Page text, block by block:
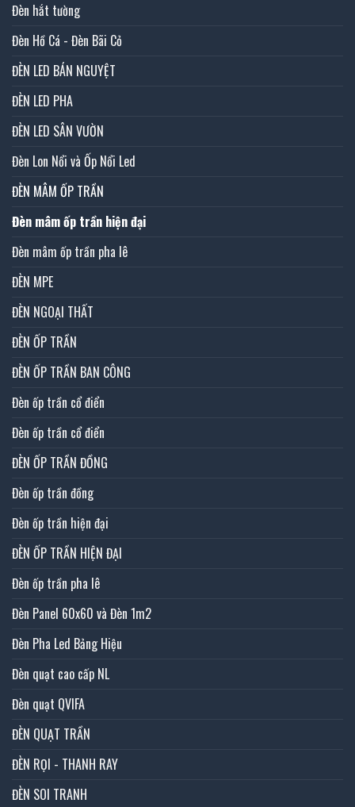
Đèn hắt tường
Đèn Hồ Cá - Đèn Bãi Cỏ
ĐÈN LED BÁN NGUYỆT
ĐÈN LED PHA
ĐÈN LED SÂN VƯỜN
Đèn Lon Nổi và Ốp Nổi Led
ĐÈN MÂM ỐP TRẦN
Đèn mâm ốp trần hiện đại
Đèn mâm ốp trần pha lê
ĐÈN MPE
ĐÈN NGOẠI THẤT
ĐÈN ỐP TRẦN
ĐÈN ỐP TRẦN BAN CÔNG
Đèn ốp trần cổ điển
Đèn ốp trần cổ điển
ĐÈN ỐP TRẦN ĐỒNG
Đèn ốp trần đồng
Đèn ốp trần hiện đại
ĐÈN ỐP TRẦN HIỆN ĐẠI
Đèn ốp trần pha lê
Đèn Panel 60x60 và Đèn 1m2
Đèn Pha Led Bảng Hiệu
Đèn quạt cao cấp NL
Đèn quạt QVIFA
ĐÈN QUẠT TRẦN
ĐÈN RỌI - THANH RAY
ĐÈN SOI TRANH